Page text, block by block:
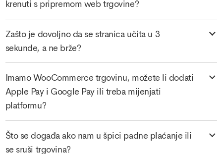
krenuti s pripremom web trgovine?
Zašto je dovoljno da se stranica učita u 3
sekunde, a ne brže?
Imamo WooCommerce trgovinu, možete li dodati
Apple Pay i Google Pay ili treba mijenjati
platformu?
Što se događa ako nam u špici padne plaćanje ili
se sruši trgovina?